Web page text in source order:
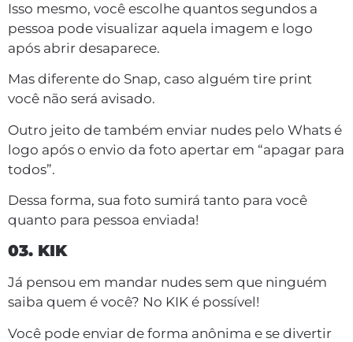
Isso mesmo, você escolhe quantos segundos a
pessoa pode visualizar aquela imagem e logo
após abrir desaparece.
Mas diferente do Snap, caso alguém tire print
você não será avisado.
Outro jeito de também enviar nudes pelo Whats é
logo após o envio da foto apertar em “apagar para
todos”.
Dessa forma, sua foto sumirá tanto para você
quanto para pessoa enviada!
03. KIK
Já pensou em mandar nudes sem que ninguém
saiba quem é você? No KIK é possível!
Você pode enviar de forma anônima e se divertir